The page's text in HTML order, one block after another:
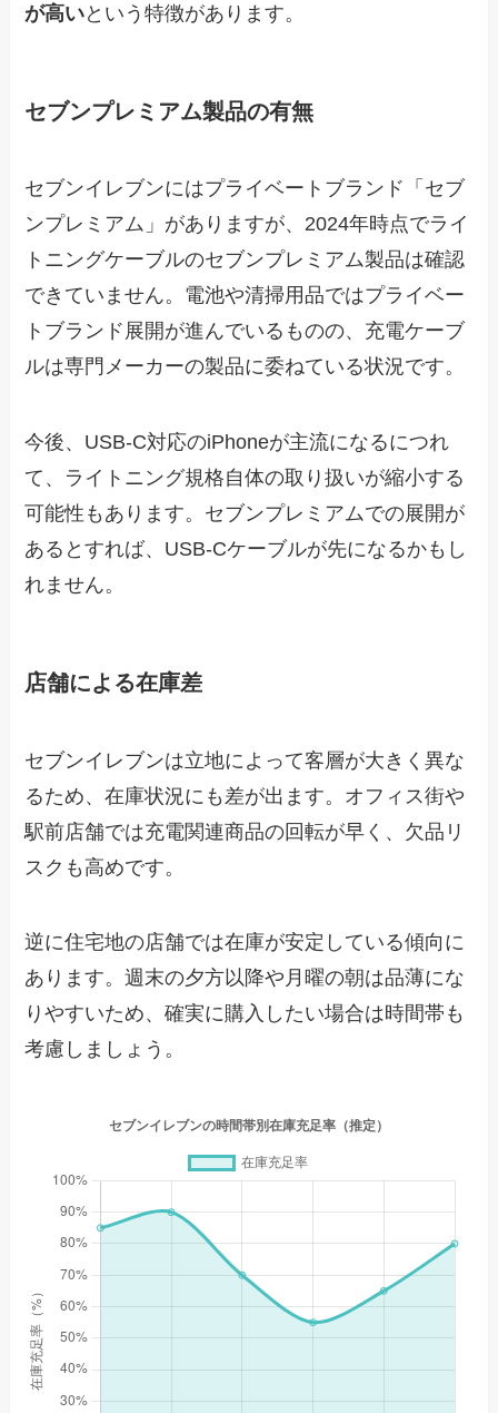
が高いという特徴があります。
セブンプレミアム製品の有無
セブンイレブンにはプライベートブランド「セブ
ンプレミアム」がありますが、2024年時点でライ
トニングケーブルのセブンプレミアム製品は確認
できていません。電池や清掃用品ではプライベー
トブランド展開が進んでいるものの、充電ケーブ
ルは専門メーカーの製品に委ねている状況です。
今後、USB-C対応のiPhoneが主流になるにつれ
て、ライトニング規格自体の取り扱いが縮小する
可能性もあります。セブンプレミアムでの展開が
あるとすれば、USB-Cケーブルが先になるかもし
れません。
店舗による在庫差
セブンイレブンは立地によって客層が大きく異な
るため、在庫状況にも差が出ます。オフィス街や
駅前店舗では充電関連商品の回転が早く、欠品リ
スクも高めです。
逆に住宅地の店舗では在庫が安定している傾向に
あります。週末の夕方以降や月曜の朝は品薄にな
りやすいため、確実に購入したい場合は時間帯も
考慮しましょう。